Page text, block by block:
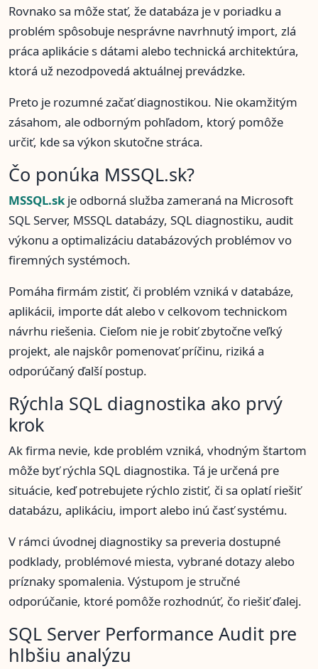
Rovnako sa môže stať, že databáza je v poriadku a
problém spôsobuje nesprávne navrhnutý import, zlá
práca aplikácie s dátami alebo technická architektúra,
ktorá už nezodpovedá aktuálnej prevádzke.
Preto je rozumné začať diagnostikou. Nie okamžitým
zásahom, ale odborným pohľadom, ktorý pomôže
určiť, kde sa výkon skutočne stráca.
Čo ponúka MSSQL.sk?
MSSQL.skje odborná služba zameraná na Microsoft
SQL Server, MSSQL databázy, SQL diagnostiku, audit
výkonu a optimalizáciu databázových problémov vo
firemných systémoch.
Pomáha firmám zistiť, či problém vzniká v databáze,
aplikácii, importe dát alebo v celkovom technickom
návrhu riešenia. Cieľom nie je robiť zbytočne veľký
projekt, ale najskôr pomenovať príčinu, riziká a
odporúčaný ďalší postup.
Rýchla SQL diagnostika ako prvý
krok
Ak firma nevie, kde problém vzniká, vhodným štartom
môže byť rýchla SQL diagnostika. Tá je určená pre
situácie, keď potrebujete rýchlo zistiť, či sa oplatí riešiť
databázu, aplikáciu, import alebo inú časť systému.
V rámci úvodnej diagnostiky sa preveria dostupné
podklady, problémové miesta, vybrané dotazy alebo
príznaky spomalenia. Výstupom je stručné
odporúčanie, ktoré pomôže rozhodnúť, čo riešiť ďalej.
SQL Server Performance Audit pre
hlbšiu analýzu